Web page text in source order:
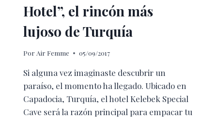
Hotel”, el rincón más
lujoso de Turquía
Por Air Femme 05/09/2017
Si alguna vez imaginaste descubrir un
paraíso, el momento ha llegado. Ubicado en
Capadocia, Turquía, el hotel Kelebek Special
Cave será la razón principal para empacar tu